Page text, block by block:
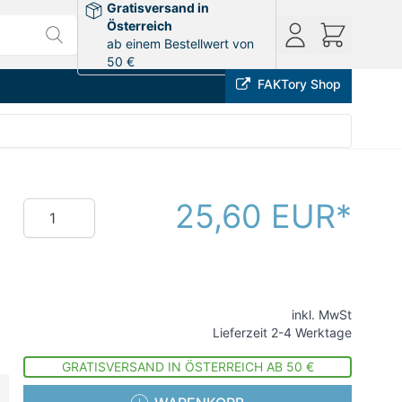
Gratisversand in
Österreich
ab einem Bestellwert von
50 €
FAKTory Shop
Menge 25,60 EUR
inkl. MwSt
Lieferzeit 2-4 Werktage
GRATISVERSAND IN ÖSTERREICH AB 50 €